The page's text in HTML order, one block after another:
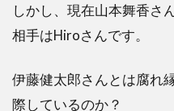
しかし、現在山本舞香さ
相手はHiroさんです。
伊藤健太郎さんとは腐れ
際しているのか？